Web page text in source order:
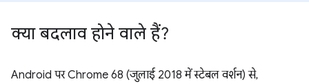
क्या बदलाव होने वाले हैं?
Android पर Chrome 68 (जुलाई 2018 में स्टेबल वर्शन) से,